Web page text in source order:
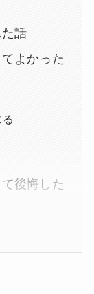
話
よかった
後悔した